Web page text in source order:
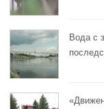
Вода с